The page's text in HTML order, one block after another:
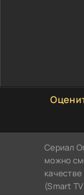
1
Сериал
можно
(Smart